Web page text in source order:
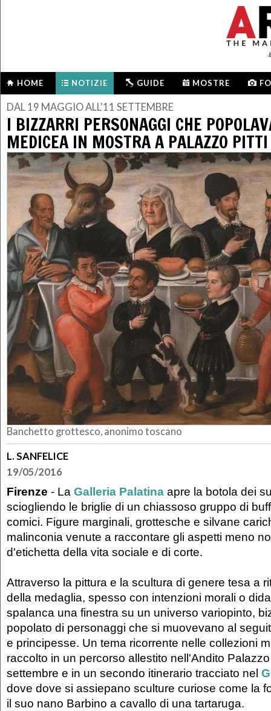
HOME NOTIZIE GUIDE MOSTRE
DAL 19 MAGGIO ALL'11 SETTEMBRE
I BIZZARRI PERSONAGGI CHE
MEDICEA IN MOSTRA A PALAZZO PITTI
Banchetto grottesco, anonimo toscano
L. SANFELICE
19/05/2016
Firenze - La Galleria Palatina apre la botola dei
sciogliendo le briglie di un chiassoso gruppo di
comici. Figure marginali, grottesche e silvane
malinconia venute a raccontare gli aspetti meno
d'etichetta della vita sociale e di corte.
Attraverso la pittura e la scultura di genere tesa a
della medaglia, spesso con intenzioni morali o
spalanca una finestra su un universo variopinto,
popolato di personaggi che si muovevano al
e principesse. Un tema ricorrente nelle collezioni
raccolto in un percorso allestito nell'Andito
settembre e in un secondo itinerario tracciato nel
dove dove si assiepano sculture curiose come la
il suo nano Barbino a cavallo di una tartaruga.